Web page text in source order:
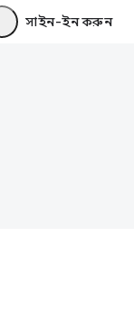
সাইন-ইন করুন